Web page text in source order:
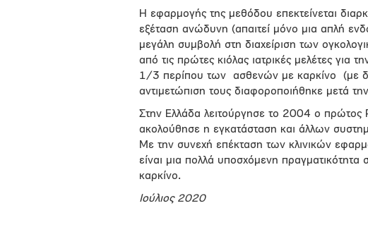
Η εφαρμογής της μεθόδου επεκτείνεται
εξέταση ανώδυνη (απαιτεί μόνο μια απλή
μεγάλη συμβολή στη διαχείριση των
από τις πρώτες κιόλας ιατρικές μελέτες για
1/3 περίπου των
ασθενών με καρκίνο
(με
αντιμετώπιση τους διαφοροποιήθηκε μετά
Στην Ελλάδα λειτούργησε το 2004 ο
ακολούθησε η εγκατάσταση και άλλων
Με την συνεχή επέκταση των κλινικών
είναι μια πολλά υποσχόμενη
καρκίνο.
Ιούλιος 2020